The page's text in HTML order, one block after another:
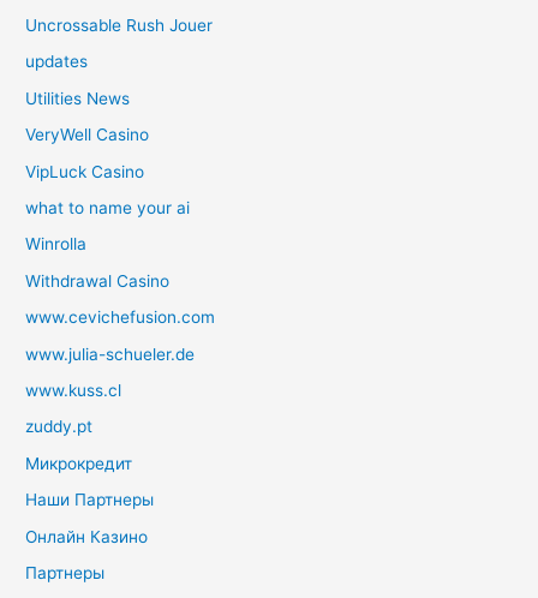
Uncrossable Rush Jouer
updates
Utilities News
VeryWell Casino
VipLuck Casino
what to name your ai
Winrolla
Withdrawal Casino
www.cevichefusion.com
www.julia-schueler.de
www.kuss.cl
zuddy.pt
Микрокредит
Наши Партнеры
Онлайн Казино
Партнеры